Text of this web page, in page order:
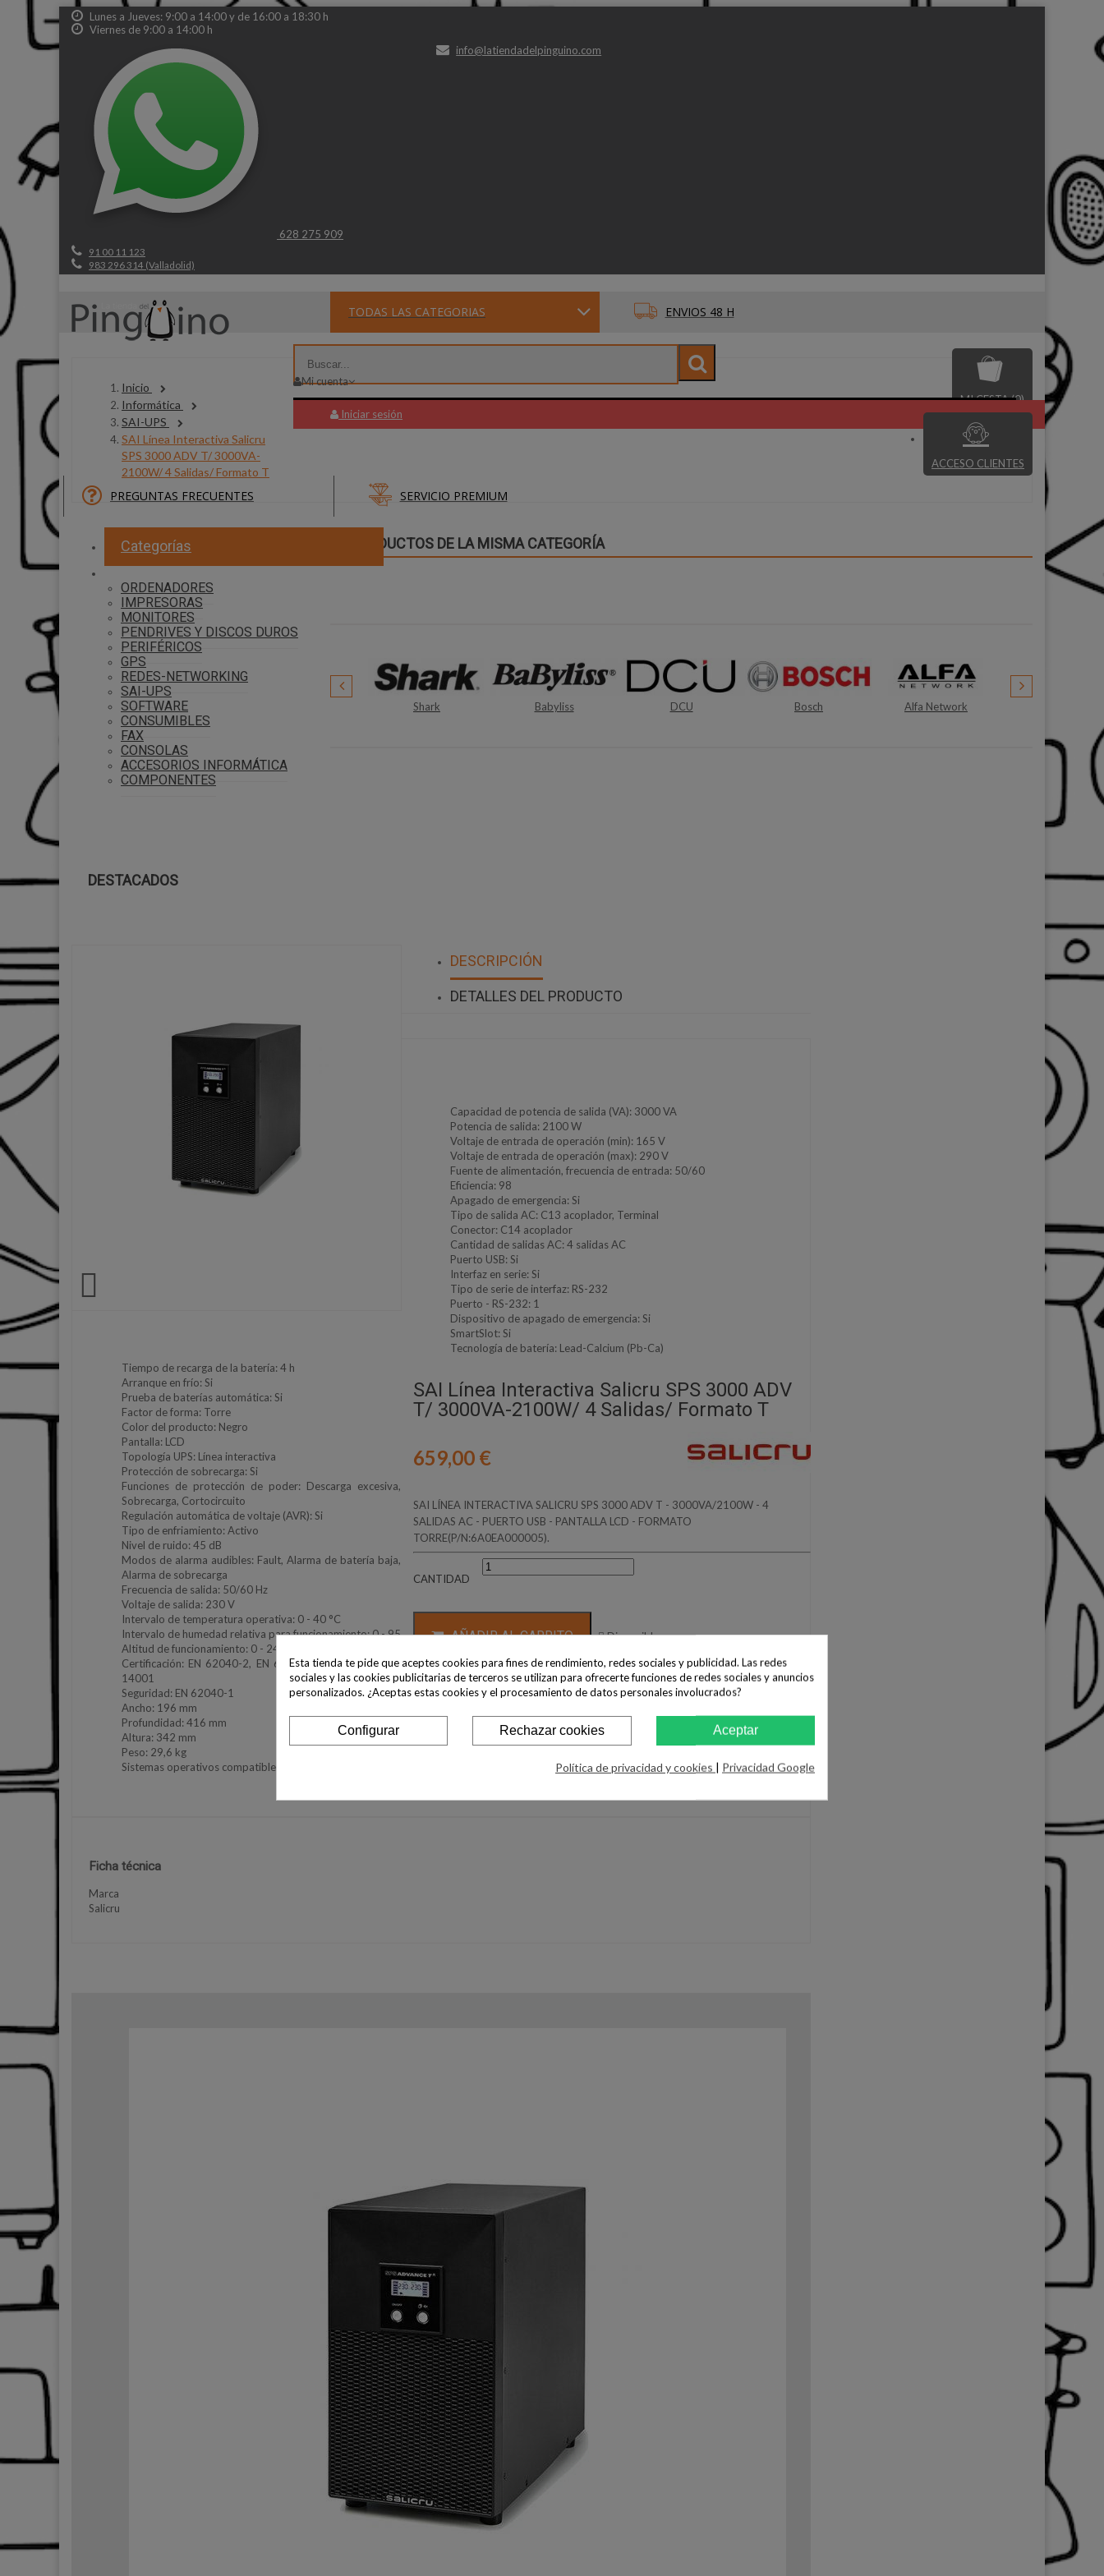
Lunes a Jueves: 9:00 a 14:00 y de 16:00 a 18:30 h
Viernes de 9:00 a 14:00 h
info@latiendadelpinguino.com
628 275 909
91 00 11 123
983 296 314 (Valladolid)
MI CESTA (0)
Mi cuenta
Iniciar sesión
ACCESO CLIENTES
TODAS LAS CATEGORIAS ENVIOS 48 H
PREGUNTAS FRECUENTES SERVICIO PREMIUM
Inicio
Informática
SAI-UPS
SAI Línea Interactiva Salicru
SPS 3000 ADV T/ 3000VA-
2100W/ 4 Salidas/ Formato T
Categorías
ORDENADORES
IMPRESORAS
MONITORES
PENDRIVES Y DISCOS DUROS
PERIFÉRICOS
GPS
REDES-NETWORKING
SAI-UPS
SOFTWARE
CONSUMIBLES
FAX
CONSOLAS
ACCESORIOS INFORMÁTICA
COMPONENTES
DESTACADOS

SAI Línea Interactiva Salicru SPS 3000 ADV
T/ 3000VA-2100W/ 4 Salidas/ Formato T
659,00 €
SAI LÍNEA INTERACTIVA SALICRU SPS 3000 ADV T - 3000VA/2100W - 4
SALIDAS AC - PUERTO USB - PANTALLA LCD - FORMATO
TORRE(P/N:6A0EA000005).
CANTIDAD
AÑADIR AL CARRITO Disponible
Compartir Tweet
DESCRIPCIÓN
DETALLES DEL PRODUCTO
Capacidad de potencia de salida (VA): 3000 VA
Potencia de salida: 2100 W
Voltaje de entrada de operación (min): 165 V
Voltaje de entrada de operación (max): 290 V
Fuente de alimentación, frecuencia de entrada: 50/60
Eficiencia: 98
Apagado de emergencia: Si
Tipo de salida AC: C13 acoplador, Terminal
Conector: C14 acoplador
Cantidad de salidas AC: 4 salidas AC
Puerto USB: Si
Interfaz en serie: Si
Tipo de serie de interfaz: RS-232
Puerto - RS-232: 1
Dispositivo de apagado de emergencia: Si
SmartSlot: Si
Tecnología de batería: Lead-Calcium (Pb-Ca)
Tiempo de recarga de la batería: 4 h
Arranque en frío: Si
Prueba de baterías automática: Si
Factor de forma: Torre
Color del producto: Negro
Pantalla: LCD
Topología UPS: Línea interactiva
Protección de sobrecarga: Si
Funciones de protección de poder: Descarga excesiva,
Sobrecarga, Cortocircuito
Regulación automática de voltaje (AVR): Si
Tipo de enfriamiento: Activo
Nivel de ruido: 45 dB
Modos de alarma audibles: Fault, Alarma de batería baja,
Alarma de sobrecarga
Frecuencia de salida: 50/60 Hz
Voltaje de salida: 230 V
Intervalo de temperatura operativa: 0 - 40 °C
Intervalo de humedad relativa para funcionamiento: 0 - 95
Altitud de funcionamiento: 0 - 2400 m
Certificación: EN 62040-2, EN 62040-3, ISO-9001, ISO-
14001
Seguridad: EN 62040-1
Ancho: 196 mm
Profundidad: 416 mm
Altura: 342 mm
Peso: 29,6 kg
Sistemas operativos compatibles: Windows, Linux, Mac
Ficha técnica
Marca
Salicru
30 PRODUCTOS DE LA MISMA CATEGORÍA
Babyliss DCU Bosch Alfa Network Gralux
Esta tienda te pide que aceptes cookies para fines de rendimiento, redes sociales y publicidad. Las redes
sociales y las cookies publicitarias de terceros se utilizan para ofrecerte funciones de redes sociales y anuncios
personalizados. ¿Aceptas estas cookies y el procesamiento de datos personales involucrados?
Aceptar
Rechazar cookies
Configurar
Política de privacidad y cookies | Privacidad Google